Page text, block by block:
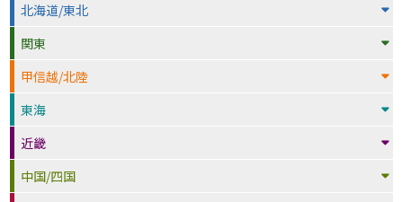
北海道/東北
関東
甲信越/北陸
東海
近畿
中国/四国